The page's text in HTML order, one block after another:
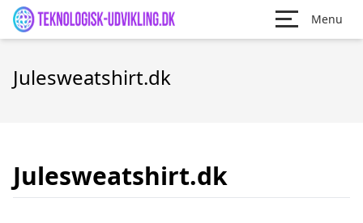
Menu
Julesweatshirt.dk
Julesweatshirt.dk